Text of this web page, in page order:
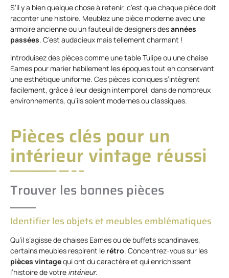
S’il y a bien quelque chose à retenir, c’est que chaque pièce doit
raconter une histoire. Meublez une pièce moderne avec une
armoire ancienne ou un fauteuil de designers desannées
passées. C’est audacieux mais tellement charmant !
Introduisez des pièces comme une table Tulipe ou une chaise
Eames pour marier habilement les époques tout en conservant
une esthétique uniforme. Ces pièces iconiques s’intègrent
facilement, grâce à leur design intemporel, dans de nombreux
environnements, qu’ils soient modernes ou classiques.
Pièces clés pour un
intérieur vintage réussi
Trouver les bonnes pièces
Identifier les objets et meubles emblématiques
Qu’il s’agisse de chaises Eames ou de buffets scandinaves,
certains meubles respirent le rétro. Concentrez-vous sur les
pièces vintagequi ont du caractère et qui enrichissent
l’histoire de votre intérieur.